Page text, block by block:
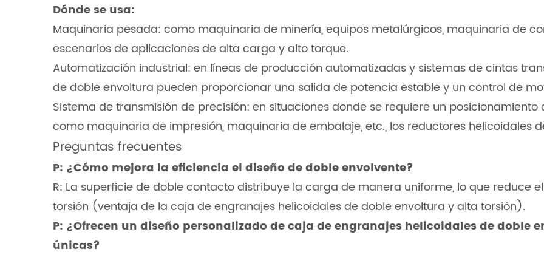
Dónde se usa:
Maquinaria pesada: como maquinaria de minería, equipos metalúrgicos, maquinaria de
escenarios de aplicaciones de alta carga y alto torque.
Automatización industrial: en líneas de producción automatizadas y sistemas de cintas
de doble envoltura pueden proporcionar una salida de potencia estable y un control de
Sistema de transmisión de precisión: en situaciones donde se requiere un
como maquinaria de impresión, maquinaria de embalaje, etc., los reductores helicoidales
Preguntas frecuentes
P: ¿Cómo mejora la eficiencia el diseño de doble envolvente?
R: La superficie de doble contacto distribuye la carga de manera uniforme, lo que reduce
torsión (ventaja de la caja de engranajes helicoidales de doble envoltura y alta torsión).
P: ¿Ofrecen un diseño personalizado de caja de engranajes helicoidales de doble
únicas?